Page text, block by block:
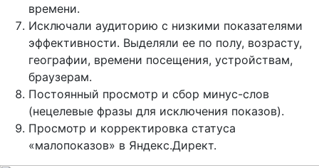
времени.
Исключали аудиторию с низкими показателями
эффективности. Выделяли ее по полу, возрасту,
географии, времени посещения, устройствам,
браузерам.
Постоянный просмотр и сбор минус-слов
(нецелевые фразы для исключения показов).
Просмотр и корректировка статуса
«малопоказов» в Яндекс.Директ.